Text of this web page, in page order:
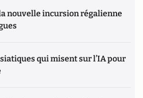
nouvelle incursion régalienne
qui misent sur l’IA pour